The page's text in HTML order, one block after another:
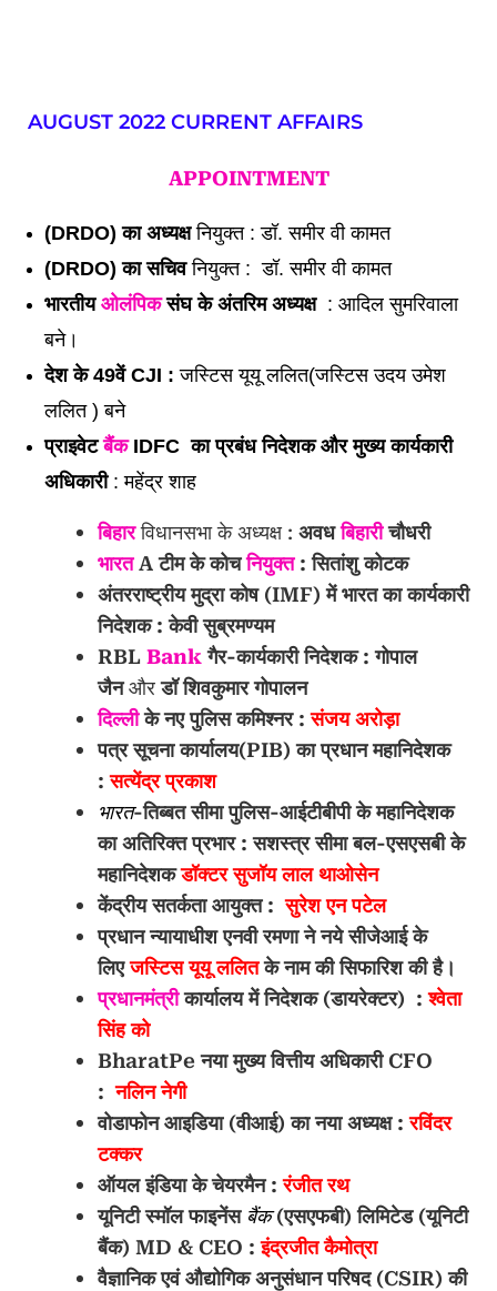
AUGUST 2022 CURRENT AFFAIRS
APPOINTMENT
(DRDO) का अध्यक्ष नियुक्त : डॉ. समीर वी कामत
(DRDO) का सचिव नियुक्त :  डॉ. समीर वी कामत
भारतीय ओलंपिक संघ के अंतरिम अध्यक्ष
  : आदिल सुमरिवाला
बने।
देश के 49वें CJI : जस्टिस यूयू ललित(जस्टिस उदय उमेश
ललित ) बने
प्राइवेट बैंक IDFC  का प्रबंध निदेशक और मुख्य कार्यकारी
अधिकारी : महेंद्र शाह
बिहारविधानसभा के अध्यक्ष : अवधबिहारीचौधरी
भारतA टीम के कोचनियुक्त:सितांशु कोटक
अंतरराष्ट्रीय मुद्रा कोष (IMF) में भारत का कार्यकारी
निदेशक :केवी सुब्रमण्यम
RBL Bankगैर-कार्यकारी निदेशक :गोपाल
जैनऔरडॉ शिवकुमार गोपालन
दिल्लीके नए पुलिस कमिश्नर :संजय अरोड़ा
पत्र सूचना कार्यालय(PIB) का प्रधान महानिदेशक
:सत्येंद्र प्रकाश
भारत-तिब्बत सीमा पुलिस-आईटीबीपी के महानिदेशक
का अतिरिक्त प्रभार : सशस्त्र सीमा बल-एसएसबी के
महानिदेशकडॉक्‍टर सुजॉय लाल थाओसेन
केंद्रीय सतर्कता आयुक्त :सुरेश एन पटेल
प्रधान न्यायाधीश एनवी रमणा ने नये सीजेआई के
लिएजस्टिस यूयू ललितके नाम की सिफारिश की है।
प्रधानमंत्रीकार्यालय में निदेशक (डायरेक्टर) :श्वेता
सिंह को
BharatPe नया मुख्य वित्तीय अधिकारी CFO
:नलिन नेगी
वोडाफोन आइडिया (वीआई) का नया अध्यक्ष :रविंदर
टक्कर
ऑयल इंडिया के चेयरमैन :रंजीत रथ
यूनिटी स्मॉल फाइनेंस बैंक(एसएफबी) लिमिटेड (यूनिटी
बैंक) MD & CEO :इंद्रजीत कैमोत्रा
वैज्ञानिक एवं औद्योगिक अनुसंधान परिषद (CSIR) की